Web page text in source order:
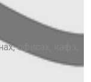
офисах, кафэ,